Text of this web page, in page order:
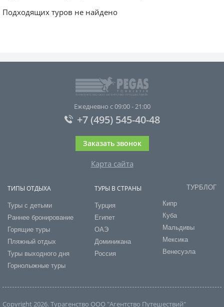
Подходящих туров не найдено
Ежедневно с 09:00 - 21:00
+7 (495) 545-40-48
Заказать звонок
Карта сайта
ТИПЫ ОТДЫХА
Туры с детьми
Раннее бронирование
Горящие туры
Пляжный отдых
Туры выходного дня
Горнолыжные туры
ТУРЫ В СТРАНЫ
Турция
Египет
ОАЭ
Доминикана
Россия
ТУРБЛОГ
Кипр
Куба
Мальдивы
Мексика
Венесуэла
Copyright 2026. Турагенство ООО "Агентство Путешествий"